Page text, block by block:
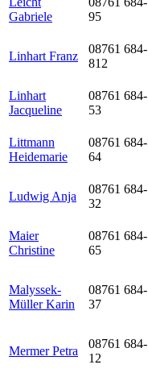
Gabriele
95
Linhart Franz
08761 684-
812
Linhart
Jacqueline
08761 684-
53
Littmann
Heidemarie
08761 684-
64
Ludwig Anja
08761 684-
32
Maier
Christine
08761 684-
65
Malyssek-
Müller Karin
08761 684-
37
Mermer Petra
08761 684-
12